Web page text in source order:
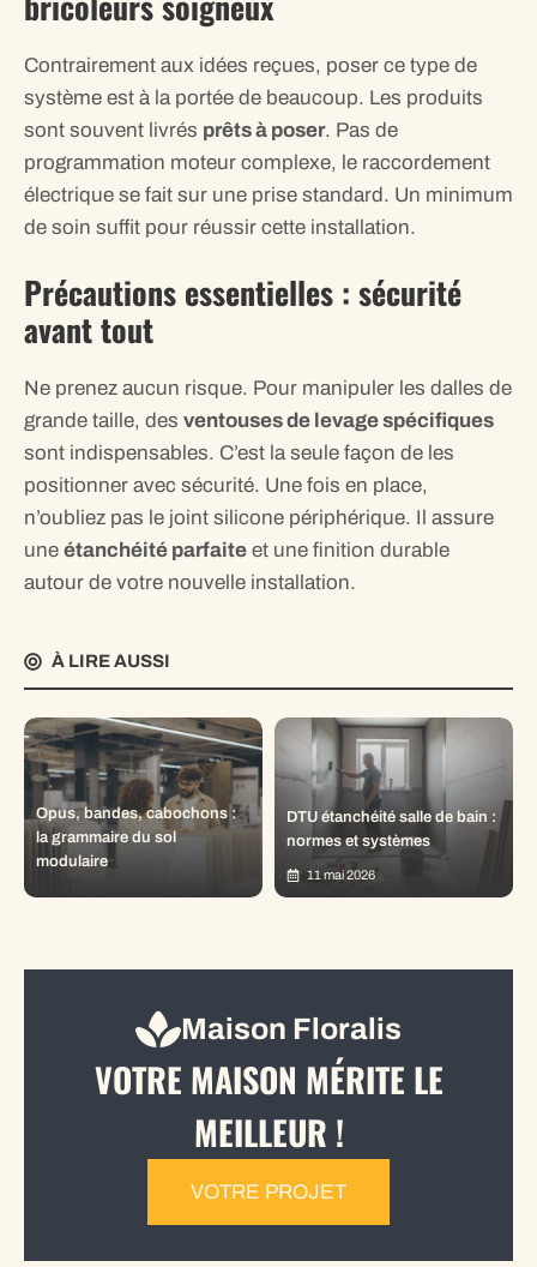
Contrairement aux idées reçues, poser ce type de
système est à la portée de beaucoup. Les produits
sont souvent livrés prêts à poser. Pas de
programmation moteur complexe, le raccordement
électrique se fait sur une prise standard. Un minimum
de soin suffit pour réussir cette installation.
Précautions essentielles : sécurité
avant tout
Ne prenez aucun risque. Pour manipuler les dalles de
grande taille, des ventouses de levage spécifiques
sont indispensables. C’est la seule façon de les
positionner avec sécurité. Une fois en place,
n’oubliez pas le joint silicone périphérique. Il assure
une étanchéité parfaite et une finition durable
autour de votre nouvelle installation.
À LIRE AUSSI
Opus, bandes, cabochons :
la grammaire du sol
modulaire
DTU étanchéité salle de bain :
normes et systèmes
11 mai 2026
Maison Floralis
VOTRE MAISON MÉRITE LE
MEILLEUR !
VOTRE PROJET